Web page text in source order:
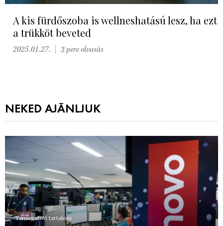
A kis fürdőszoba is wellneshatású lesz, ha ezt
a trükköt beveted
2025.01.27. 3 perc olvasás
NEKED AJÁNLJUK
Támogatott tartalom